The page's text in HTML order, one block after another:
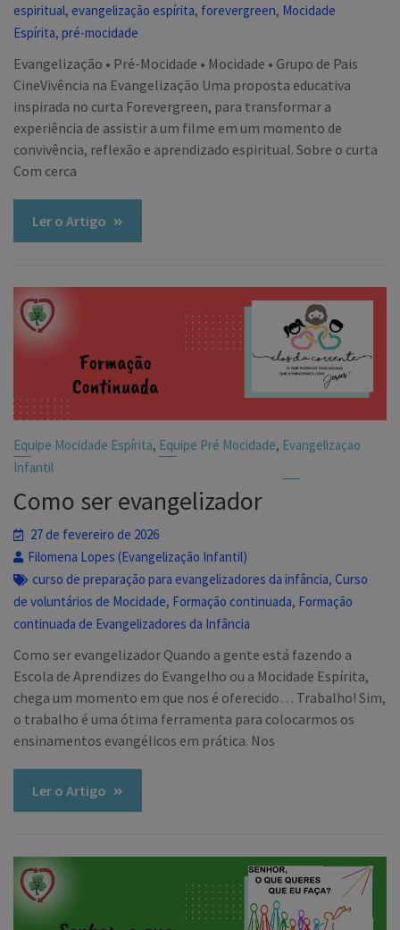
espiritual, evangelização espírita, forevergreen, Mocidade
Espírita,pré-mocidade
Evangelização • Pré-Mocidade • Mocidade • Grupo de Pais
CineVivência na Evangelização Uma proposta educativa
inspirada no curta Forevergreen, para transformar a
experiência de assistir a um filme em um momento de
convivência, reflexão e aprendizado espiritual. Sobre o curta
Com cerca
Ler o Artigo
Equipe Mocidade Espírita, Equipe Pré Mocidade, Evangelizaçao
Infantil
Como ser evangelizador
27 de fevereiro de 2026
Filomena Lopes (Evangelização Infantil)
curso de preparação para evangelizadores da infância,Curso
de voluntários de Mocidade, Formação continuada, Formação
continuada de Evangelizadores da Infância
Como ser evangelizador Quando a gente está fazendo a
Escola de Aprendizes do Evangelho ou a Mocidade Espírita,
chega um momento em que nos é oferecido… Trabalho! Sim,
o trabalho é uma ótima ferramenta para colocarmos os
ensinamentos evangélicos em prática. Nos
Ler o Artigo